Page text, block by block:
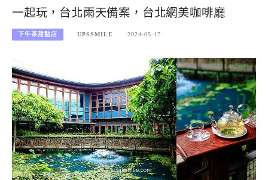
一起玩，台北雨天備案，台北網美咖啡廳
下午茶甜點店 UPSSMILE 2024-05-17